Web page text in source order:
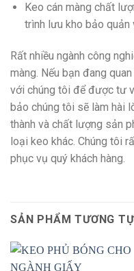
Keo cán màng chất
trình lưu kho bảo quản
Rất nhiều ngành công
màng. Nếu bạn đang
với chúng tôi để được tư
bảo chúng tôi sẽ làm hài
thành và chất lượng sản
loại keo khác. Chúng tôi
phục vụ quý khách hàng.
SẢN PHẨM TƯƠNG TỰ